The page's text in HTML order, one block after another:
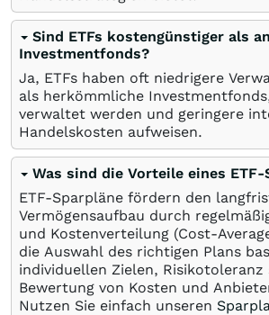
Sind ETFs kostengünstiger als
Investmentfonds?
Ja, ETFs haben oft niedrigere
als herkömmliche
verwaltet werden und geringere
Handelskosten aufweisen.
Was sind die Vorteile eines ETF-
ETF-Sparpläne fördern den
Vermögensaufbau durch
und Kostenverteilung (Cost-
die Auswahl des richtigen Plans
individuellen Zielen, Risikotoleranz
Bewertung von Kosten und
Nutzen Sie einfach unseren